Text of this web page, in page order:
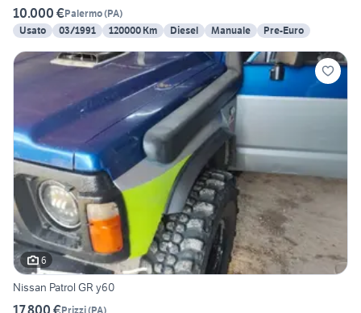
10.000 €Palermo(PA)
Usato
03/1991 120000 Km Diesel Manuale Pre-Euro
6
Nissan Patrol GR y60
Prizzi(PA)